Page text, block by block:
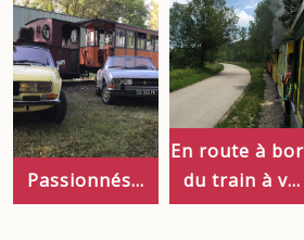
Passionnés...
En route à
du train à v...